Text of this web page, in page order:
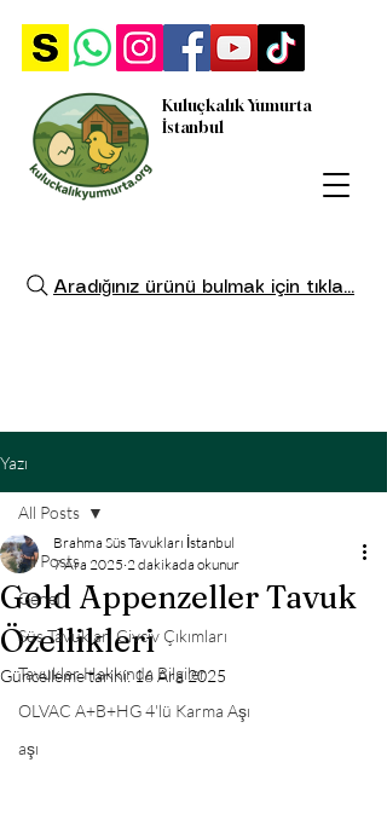
Kuluçkalık Yumurta
İstanbul
Aradığınız ürünü bulmak için tıkla...
Yazı
All Posts
Genel
Süs Tavukları Civciv Çıkımları
Tavuklar Hakkında Bilgiler
OLVAC A+B+HG 4'lü Karma Aşı
aşı
All Posts
Gold Appenzeller Tavuk
Özellikleri
Brahma Süs Tavukları İstanbul
7 Ara 2025 2 dakikada okunur
Güncelleme tarihi:16 Ara 2025